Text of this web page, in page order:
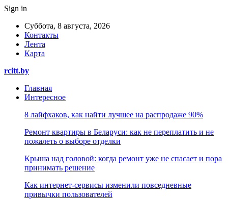
Sign in
Суббота, 8 августа, 2026
Контакты
Лента
Карта
rcitt.by
Главная
Интересное
8 лайфхаков, как найти лучшее на распродаже 90%
Ремонт квартиры в Беларуси: как не переплатить и не
пожалеть о выборе отделки
Крыша над головой: когда ремонт уже не спасает и пора
принимать решение
Как интернет-сервисы изменили повседневные
привычки пользователей